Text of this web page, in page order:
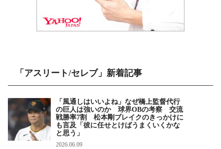
「アスリート/セレブ」新着記事
「風通しはいいよね」なぜ橋上監督代行
の巨人は強いのか 球界OBの考察 交流
戦勝率7割 松本剛ブレイクのきっかけに
も言及「彼に任せとけばうまくいくかな
と思う」
2026.06.09